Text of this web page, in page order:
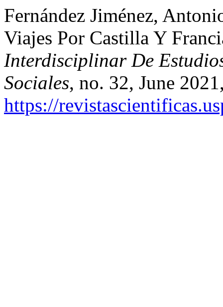
Fernández Jiménez,
Viajes Por Castilla Y
Interdisciplinar De
Sociales, no. 32, June
https://